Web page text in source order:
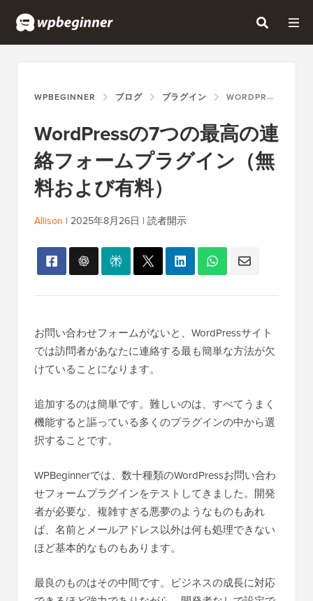
WPBEGINNER ブログ プラグイン WORDPRESSの7つの最高の連絡フォームプラグイン（無料および有料）
WordPressの7つの最高の連
絡フォームプラグイン（無
料および有料）
Allison | 2025年8月26日 | 読者開示
お問い合わせフォームがないと、WordPressサイト
では訪問者があなたに連絡する最も簡単な方法が欠
けていることになります。
追加するのは簡単です。難しいのは、すべてうまく
機能すると謳っている多くのプラグインの中から選
択することです。
WPBeginnerでは、数十種類のWordPressお問い合わ
せフォームプラグインをテストしてきました。開発
者が必要な、複雑すぎる悪夢のようなものもあれ
ば、名前とメールアドレス以外は何も処理できない
ほど基本的なものもあります。
最良のものはその中間です。ビジネスの成長に対応